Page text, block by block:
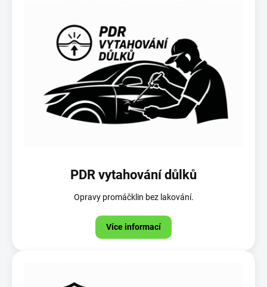
PDR vytahování důlků
Opravy promáčklin bez lakování.
Více informací